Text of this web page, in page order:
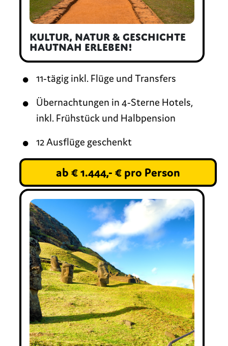
Kultur, Natur & Geschichte
hautnah erleben!
11-tägig inkl. Flüge und Transfers
Übernachtungen in 4-Sterne Hotels,
inkl. Frühstück und Halbpension
12 Ausflüge geschenkt
ab € 1.444,- € pro Person